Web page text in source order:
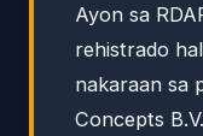
Ayon sa
rehistrado
nakaraan sa
Concepts